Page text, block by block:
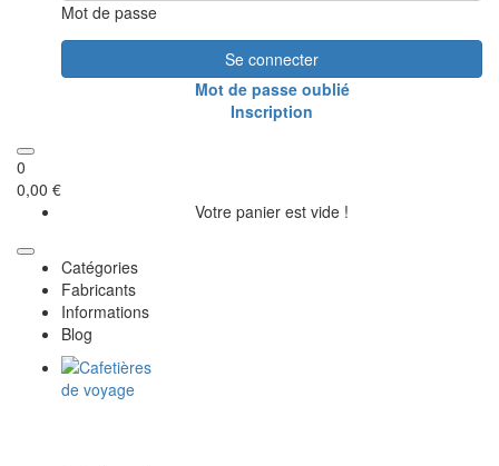
Mot de passe
Se connecter
Mot de passe oublié
Inscription
0
0,00 €
Votre panier est vide !
Catégories
Fabricants
Informations
Blog